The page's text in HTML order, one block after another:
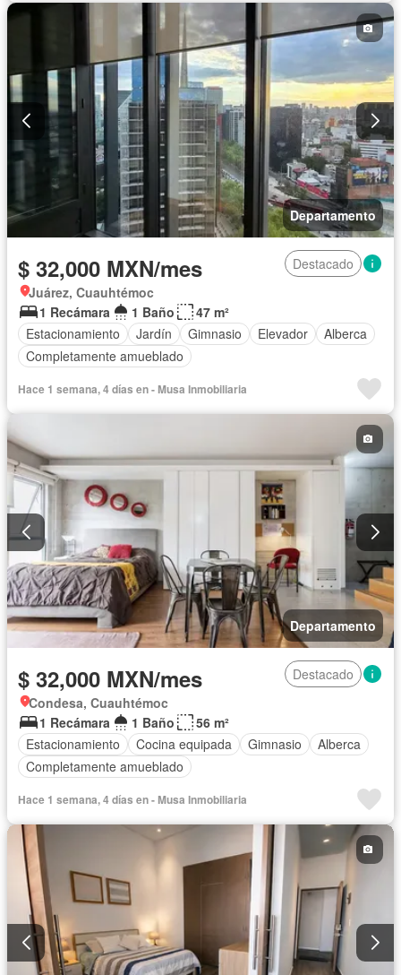
Departamento
$ 32,000 MXN/mes
Destacado
Juárez, Cuauhtémoc
1 Recámara
1 Baño
47 m²
Estacionamiento
Jardín Gimnasio Elevador
Alberca
Completamente amueblado
Hace 1 semana, 4 días en - Musa Inmobiliaria
Departamento
$ 32,000 MXN/mes
Destacado
Condesa, Cuauhtémoc
1 Recámara
1 Baño
56 m²
Estacionamiento
Cocina equipada Gimnasio
Alberca
Completamente amueblado
Hace 1 semana, 4 días en - Musa Inmobiliaria